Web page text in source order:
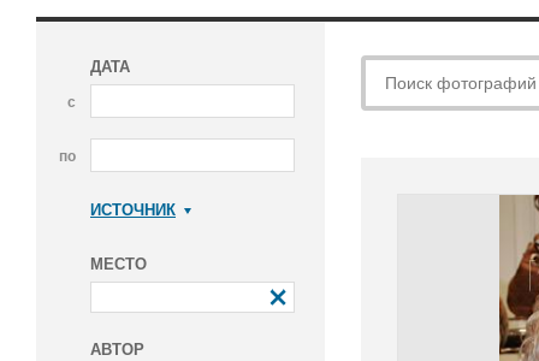
ДАТА
с
по
ИСТОЧНИК
МЕСТО
АВТОР